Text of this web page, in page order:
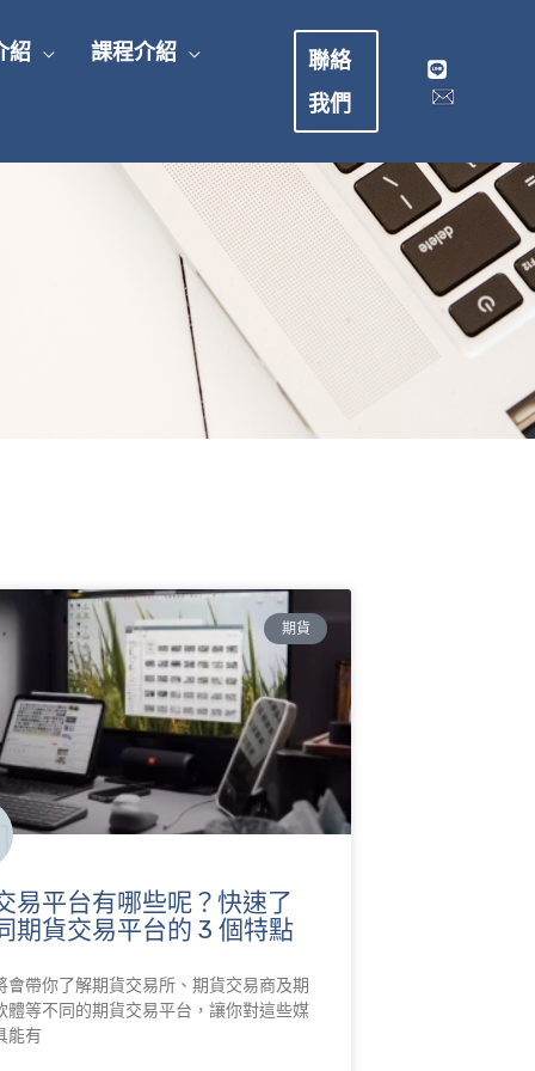
紹 課程介紹
聯絡
我們
期貨
易平台有哪些呢？快速了
期貨交易平台的 3 個特點
會帶你了解期貨交易所、期貨交易商及期
體等不同的期貨交易平台，讓你對這些媒
能有